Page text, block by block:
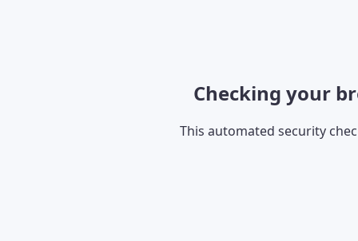
Checking your
This automated security